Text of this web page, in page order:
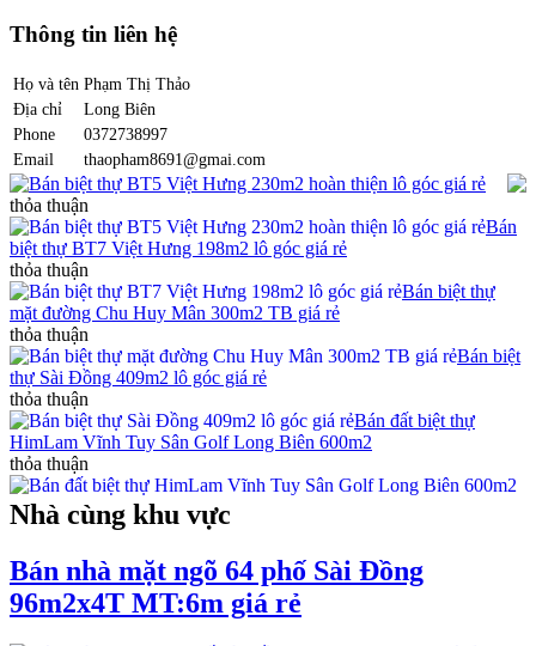
Thông tin liên hệ
Họ và tên Phạm Thị Thảo
Địa chỉ
Long Biên
Phone
0372738997
Email
thaopham8691@gmai.com
Bán biệt thự BT5 Việt Hưng 230m2 hoàn thiện lô góc giá rẻ
thỏa thuận
Bán
biệt thự BT7 Việt Hưng 198m2 lô góc giá rẻ
thỏa thuận
Bán biệt thự
mặt đường Chu Huy Mân 300m2 TB giá rẻ
thỏa thuận
Bán biệt
thự Sài Đồng 409m2 lô góc giá rẻ
thỏa thuận
Bán đất biệt thự
HimLam Vĩnh Tuy Sân Golf Long Biên 600m2
thỏa thuận
Nhà cùng khu vực
Bán nhà mặt ngõ 64 phố Sài Đồng
96m2x4T MT:6m giá rẻ